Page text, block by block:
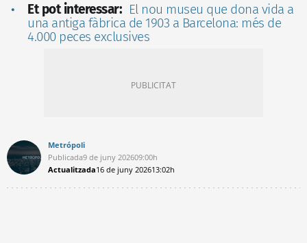
Et pot interessar: El nou museu que dona vida a
una antiga fàbrica de 1903 a Barcelona: més de
4.000 peces exclusives
Metrópoli
Publicada9 de juny 202609:00h
Actualitzada16 de juny 202613:02h